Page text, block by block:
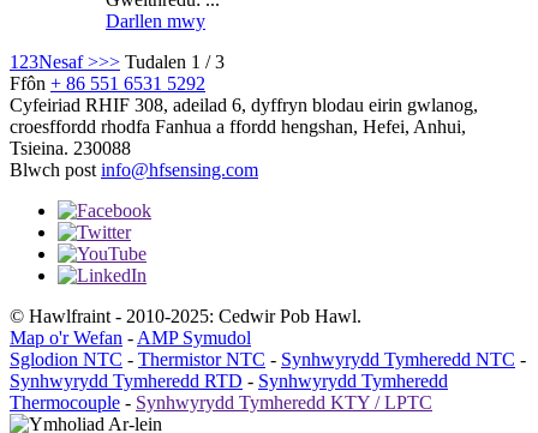
Darllen mwy
1 23Nesaf >>> Tudalen 1 / 3
Ffôn + 86 551 6531 5292
Cyfeiriad RHIF 308, adeilad 6, dyffryn blodau eirin gwlanog,
croesffordd rhodfa Fanhua a ffordd hengshan, Hefei, Anhui,
Tsieina. 230088
Blwch post info@hfsensing.com
© Hawlfraint - 2010-2025: Cedwir Pob Hawl.
Map o'r Wefan - AMP Symudol
Sglodion NTC - Thermistor NTC - Synhwyrydd Tymheredd NTC -
Synhwyrydd Tymheredd RTD - Synhwyrydd Tymheredd
Thermocouple - Synhwyrydd Tymheredd KTY / LPTC